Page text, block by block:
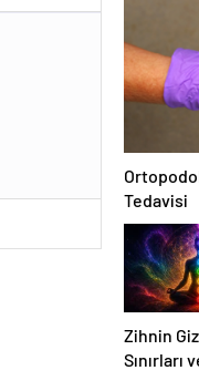
Ücret ve
Burs
Tedavisi
Zihnin
Sınırları